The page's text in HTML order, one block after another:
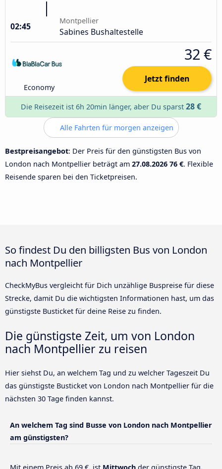
02:45
Montpellier
Sabines Bushaltestelle
Economy
32 €
Jetzt finden
Die Reisezeit ist 6h 20min länger, aber Du sparst 28 €
Alle Fahrten für morgen anzeigen
Bestpreisangebot: Der Preis für den günstigsten Bus von
London nach Montpellier beträgt am 27.08.2026 76 €. Flexible
Reisende sparen bei den Ticketpreisen.
So findest Du den billigsten Bus von London
nach Montpellier
CheckMyBus vergleicht für Dich unzählige Buspreise für diese
Strecke, damit Du die wichtigsten Informationen hast, um das
günstigste Busticket für deine Reise zu finden.
Die günstigste Zeit, um von London
nach Montpellier zu reisen
Hier siehst Du, an welchem Tag und zu welcher Tageszeit Du
das günstigste Busticket von London nach Montpellier für die
nächsten 30 Tage finden kannst.
An welchem Tag sind Busse von London nach Montpellier
am günstigsten?